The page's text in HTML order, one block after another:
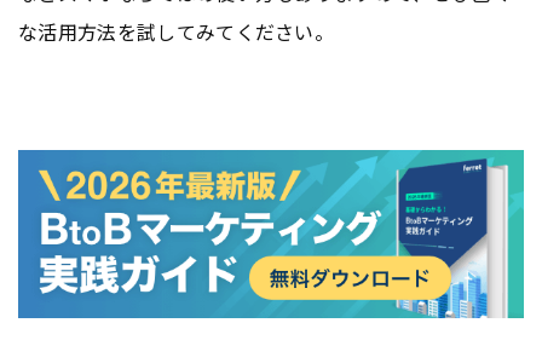
な活用方法を試してみてください。